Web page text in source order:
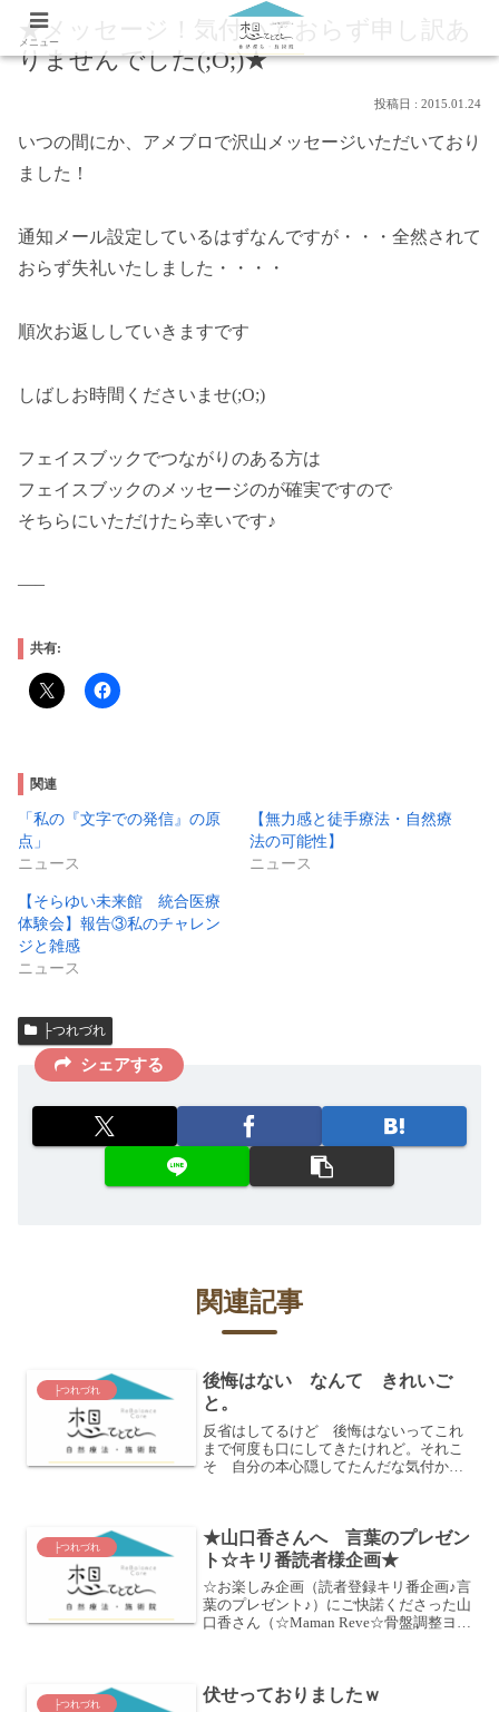
★メッセージ！気付いておらず申し訳あ
りませんでした(;O;)★
2015.01.24
いつの間にか、アメブロで沢山メッセージいただいており
ました！
通知メール設定しているはずなんですが・・・全然されて
おらず失礼いたしました・・・・
順次お返ししていきますです
しばしお時間くださいませ(;O;)
フェイスブックでつながりのある方は
フェイスブックのメッセージのが確実ですので
そちらにいただけたら幸いです♪
—–
共有:
関連
「私の『文字での発信』の原
点」
ニュース
【無力感と徒手療法・自然療
法の可能性】
ニュース
【そらゆい未来館 統合医療
体験会】報告③私のチャレン
ジと雑感
ニュース
├つれづれ
シェアする
関連記事
├つれづれ
後悔はない なんて きれいご
と。
反省はしてるけど 後悔はないってこれ
まで何度も口にしてきたけれど。それこ
そ 自分の本心隠してたんだな気付かさ
よかったんだろうって。あ...
├つれづれ
★山口香さんへ 言葉のプレゼン
ト☆キリ番読者様企画★
☆お楽しみ企画（読者登録キリ番企画♪言
葉のプレゼント♪）にご快諾くださった山
口香さん（☆Maman Reve☆骨盤調整ヨ
├つれづれ 伏せっておりましたｗ
メニュー